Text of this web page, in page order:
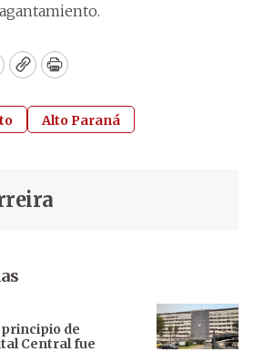
CopyPrint
Alto Paraná
principio de
Central fue